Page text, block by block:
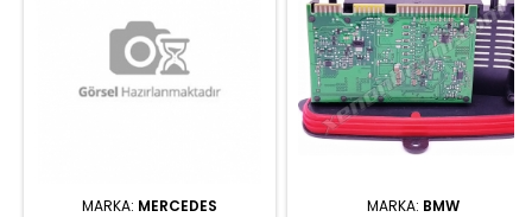
MARKA: MERCEDES MARKA: BMW